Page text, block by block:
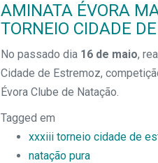
AMINATA ÉVORA
TORNEIO CIDADE
No passado dia 16 de maio,
Cidade de Estremoz,
Évora Clube de Natação.
Tagged em
xxxiii torneio cidade de
natação pura